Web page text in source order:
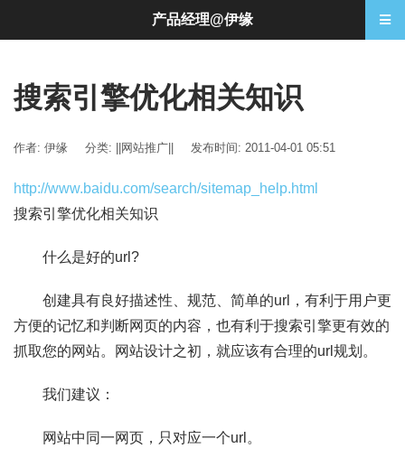
搜索引擎优化相关知识
作者: 伊缘 分类: ||网站推广|| 发布时间: 2011-04-01 05:51
http://www.baidu.com/search/sitemap_help.html
搜索引擎优化相关知识
什么是好的url?
创建具有良好描述性、规范、简单的url，有利于用户更
方便的记忆和判断网页的内容，也有利于搜索引擎更有效的
抓取您的网站。网站设计之初，就应该有合理的url规划。
我们建议：
网站中同一网页，只对应一个url。
产品经理@伊缘